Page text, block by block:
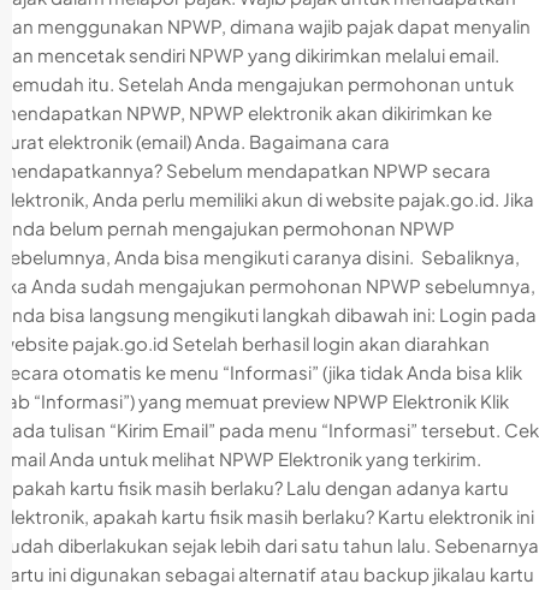
dan menggunakan NPWP, dimana wajib pajak dapat menyalin
dan mencetak sendiri NPWP yang dikirimkan melalui email.
Semudah itu. Setelah Anda mengajukan permohonan untuk
mendapatkan NPWP, NPWP elektronik akan dikirimkan ke
surat elektronik (email) Anda. Bagaimana cara
mendapatkannya? Sebelum mendapatkan NPWP secara
elektronik, Anda perlu memiliki akun di website pajak.go.id. Jika
Anda belum pernah mengajukan permohonan NPWP
sebelumnya, Anda bisa mengikuti caranya disini. Sebaliknya,
jika Anda sudah mengajukan permohonan NPWP sebelumnya,
Anda bisa langsung mengikuti langkah dibawah ini: Login pada
website pajak.go.id Setelah berhasil login akan diarahkan
secara otomatis ke menu “Informasi” (jika tidak Anda bisa klik
tab “Informasi”) yang memuat preview NPWP Elektronik Klik
pada tulisan “Kirim Email” pada menu “Informasi” tersebut. Cek
email Anda untuk melihat NPWP Elektronik yang terkirim.
Apakah kartu fisik masih berlaku? Lalu dengan adanya kartu
elektronik, apakah kartu fisik masih berlaku? Kartu elektronik ini
sudah diberlakukan sejak lebih dari satu tahun lalu. Sebenarnya
kartu ini digunakan sebagai alternatif atau backup jikalau kartu